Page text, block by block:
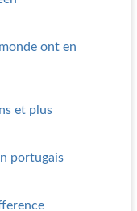
ont en
et plus
portugais